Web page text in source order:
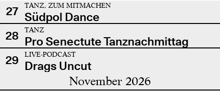
27 TANZ, ZUM MITMACHEN
Südpol Dance
28
TANZ
Pro Senectute Tanznachmittag
29
LIVE-PODCAST
Drags Uncut
November 2026